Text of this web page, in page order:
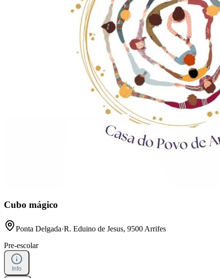
Cubo mágico
Ponta Delgada·R. Eduino de Jesus, 9500 Arrifes
Pre-escolar
Info